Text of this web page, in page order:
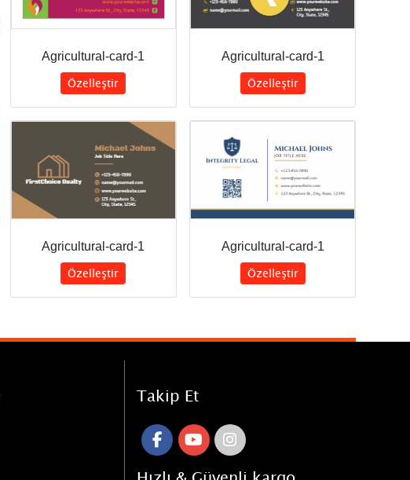
Agricultural-card-1
Özelleştir
Agricultural-card-1
Özelleştir
Agricultural-card-1
Özelleştir
Agricultural-card-1
Özelleştir
Takip Et